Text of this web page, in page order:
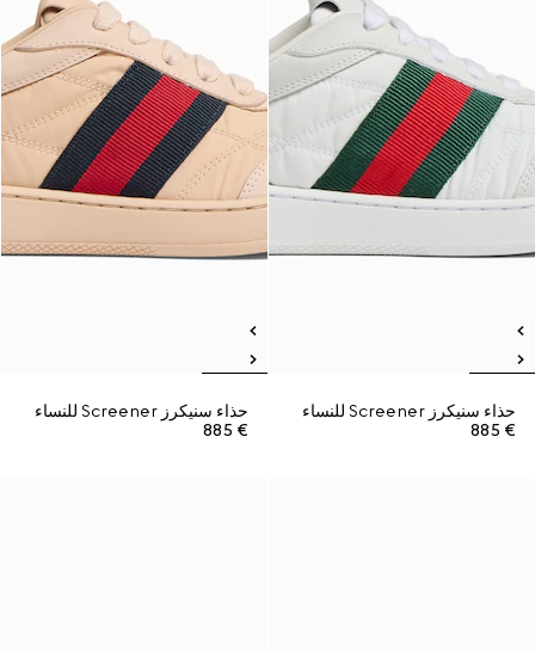
حذاء سنيكرز Screener للنساء
€ 885
حذاء سنيكرز Screener للنساء
€ 885